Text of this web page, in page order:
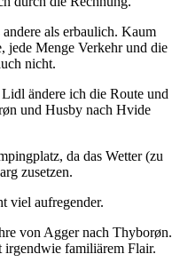
als erbaulich. Kaum
jede Menge Verkehr und die
nicht.
ändere ich die Route und
und Husby nach Hvide
da das Wetter (zu
zusetzen.
viel aufregender.
von Agger nach Thyborøn.
irgendwie familiärem Flair.